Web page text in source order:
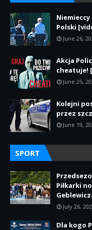
Polski
June 26,
Akcja
cheatuje!
June 25,
Kolejni
przez
June 19,
SPORT
Piłkarki
July 26,
Dla kogo